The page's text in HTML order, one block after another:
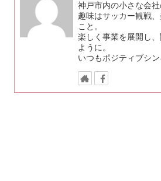
神戸市内の小さな会社
趣味はサッカー観戦
こと。
楽しく事業を展開し
ように。
いつもポジティブシン